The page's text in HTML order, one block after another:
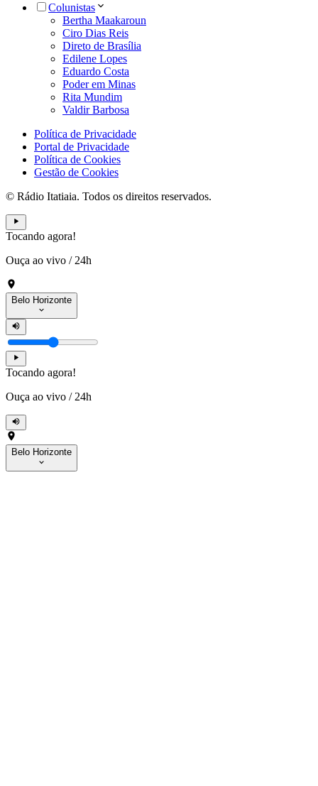
Colunistas
Bertha Maakaroun
Ciro Dias Reis
Direto de Brasília
Edilene Lopes
Eduardo Costa
Poder em Minas
Rita Mundim
Valdir Barbosa
Política de Privacidade
Portal de Privacidade
Política de Cookies
Gestão de Cookies
© Rádio Itatiaia. Todos os direitos reservados.
Tocando agora!
Ouça ao vivo / 24h
Belo Horizonte
Tocando agora!
Ouça ao vivo / 24h
Belo Horizonte